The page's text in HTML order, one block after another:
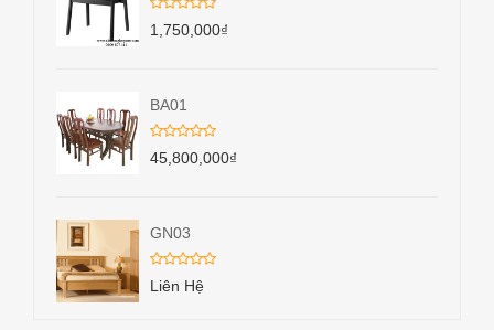
1,750,000₫
BA01
45,800,000₫
GN03
Liên Hệ